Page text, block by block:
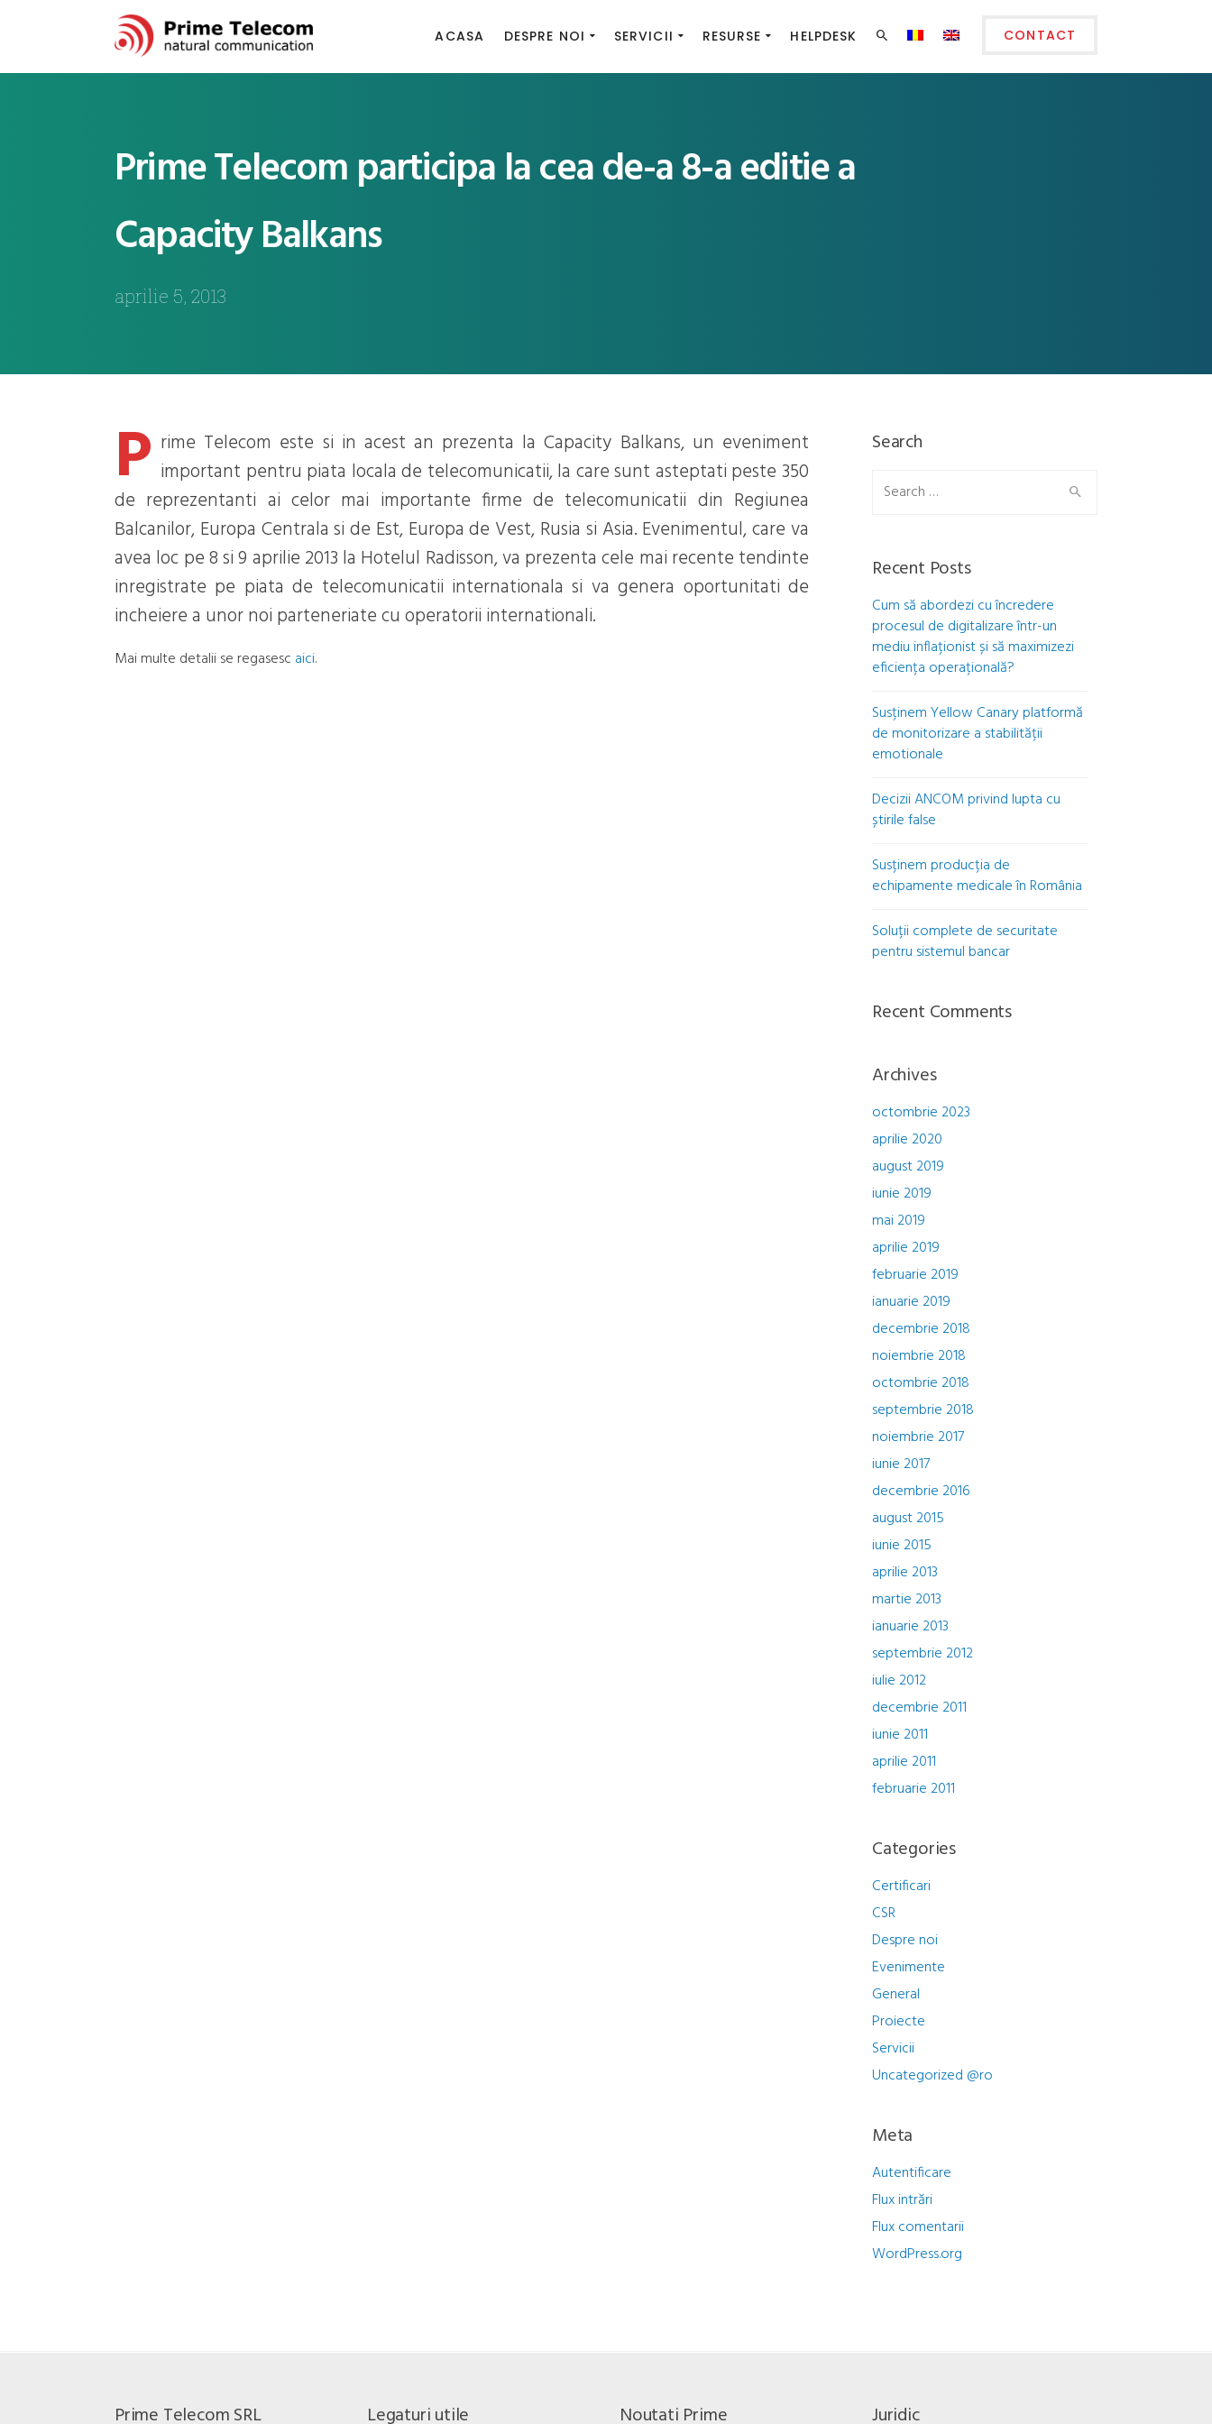
ACASA DESPRE NOI SERVICII RESURSE HELPDESK CONTACT
Prime Telecom participa la cea de-a 8-a editie a
Capacity Balkans
aprilie 5, 2013
P rime Telecom este si in acest an prezenta la Capacity Balkans, un eveniment
important pentru piata locala de telecomunicatii, la care sunt asteptati peste 350
de reprezentanti ai celor mai importante firme de telecomunicatii din Regiunea
Balcanilor, Europa Centrala si de Est, Europa de Vest, Rusia si Asia. Evenimentul, care va
avea loc pe 8 si 9 aprilie 2013 la Hotelul Radisson, va prezenta cele mai recente tendinte
inregistrate pe piata de telecomunicatii internationala si va genera oportunitati de
incheiere a unor noi parteneriate cu operatorii internationali.
Mai multe detalii se regasesc aici.
Search
Search
Recent Posts
Cum să abordezi cu încredere
procesul de digitalizare într-un
mediu inflaționist și să maximizezi
eficiența operațională?
Susținem Yellow Canary platformă
de monitorizare a stabilității
emotionale
Decizii ANCOM privind lupta cu
știrile false
Susținem producția de
echipamente medicale în România
Soluții complete de securitate
pentru sistemul bancar
Recent Comments
Archives
octombrie 2023
aprilie 2020
august 2019
iunie 2019
mai 2019
aprilie 2019
februarie 2019
ianuarie 2019
decembrie 2018
noiembrie 2018
octombrie 2018
septembrie 2018
noiembrie 2017
iunie 2017
decembrie 2016
august 2015
iunie 2015
aprilie 2013
martie 2013
ianuarie 2013
septembrie 2012
iulie 2012
decembrie 2011
iunie 2011
aprilie 2011
februarie 2011
Categories
Certificari
CSR
Despre noi
Evenimente
General
Proiecte
Servicii
Uncategorized @ro
Meta
Autentificare
Flux intrări
Flux comentarii
WordPress.org
Prime Telecom SRL Legaturi utile Noutati Prime Juridic